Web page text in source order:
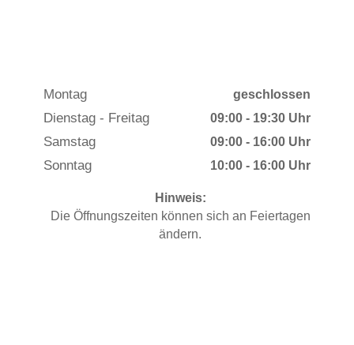
Montag geschlossen
Dienstag - Freitag 09:00 - 19:30 Uhr
Samstag 09:00 - 16:00 Uhr
Sonntag 10:00 - 16:00 Uhr
Hinweis:
Die Öffnungszeiten können sich an Feiertagen
ändern.